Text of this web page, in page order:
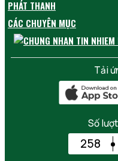
PHÁT THANH
CÁC CHUYÊN MỤC
Tải
Số
258